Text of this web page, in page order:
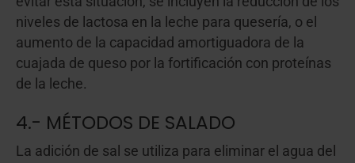
niveles de lactosa en la leche para quesería, o el
aumento de la capacidad amortiguadora de la
cuajada de queso por la fortificación con proteínas
de la leche.
4.- MÉTODOS DE SALADO
La adición de sal se utiliza para eliminar el agua del